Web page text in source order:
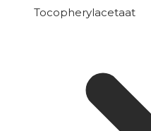
Tocopherylacetaat